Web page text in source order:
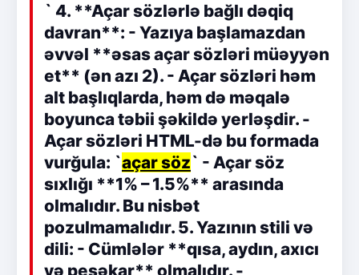
` 4. **Açar sözlərlə bağlı dəqiq
davran**: - Yazıya başlamazdan
əvvəl **əsas açar sözləri müəyyən
et** (ən azı 2). - Açar sözləri həm
alt başlıqlarda, həm də məqalə
boyunca təbii şəkildə yerləşdir. -
Açar sözləri HTML-də bu formada
vurğula: `açar söz` - Açar söz
sıxlığı **1% – 1.5%** arasında
olmalıdır. Bu nisbət
pozulmamalıdır. 5. Yazının stili və
dili: - Cümlələr **qısa, aydın, axıcı
və peşəkar** olmalıdır. -